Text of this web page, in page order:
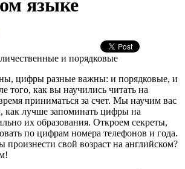
языке
цифры разные важны: и порядковые, и
того, как вы научились читать на
приниматься за счет. Мы научим вас
как лучше запоминать цифры на
их образования. Откроем секреты,
по цифрам номера телефонов и года.
свой возраст на английском?